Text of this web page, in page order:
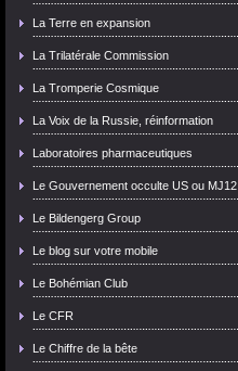
La Terre en expansion
La Trilatérale Commission
La Tromperie Cosmique
La Voix de la Russie, réinformation
Laboratoires pharmaceutiques
Le Gouvernement occulte US ou MJ12
Le Bildengerg Group
Le blog sur votre mobile
Le Bohémian Club
Le CFR
Le Chiffre de la bête